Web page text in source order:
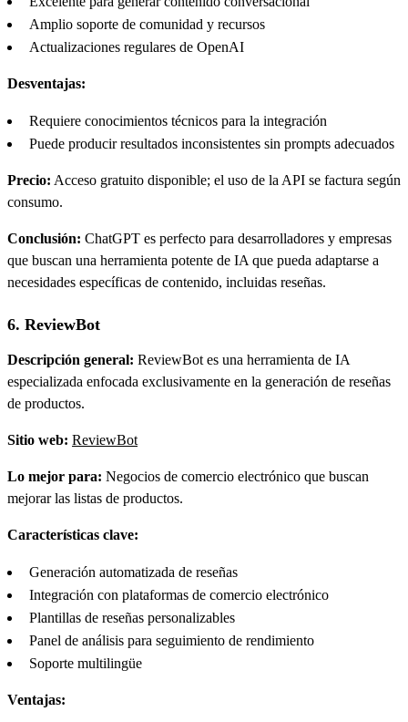
Amplio soporte de comunidad y recursos
Actualizaciones regulares de OpenAI
Desventajas:
Requiere conocimientos técnicos para la integración
Puede producir resultados inconsistentes sin prompts adecuados
Precio: Acceso gratuito disponible; el uso de la API se factura según
consumo.
Conclusión: ChatGPT es perfecto para desarrolladores y empresas
que buscan una herramienta potente de IA que pueda adaptarse a
necesidades específicas de contenido, incluidas reseñas.
6. ReviewBot
Descripción general: ReviewBot es una herramienta de IA
especializada enfocada exclusivamente en la generación de reseñas
de productos.
Sitio web: ReviewBot
Lo mejor para: Negocios de comercio electrónico que buscan
mejorar las listas de productos.
Características clave:
Generación automatizada de reseñas
Integración con plataformas de comercio electrónico
Plantillas de reseñas personalizables
Panel de análisis para seguimiento de rendimiento
Soporte multilingüe
Ventajas: